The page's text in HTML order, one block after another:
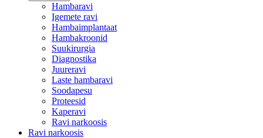
Hambaravi
Igemete ravi
Hambaimplantaat
Hambakroonid
Suukirurgia
Diagnostika
Juureravi
Laste hambaravi
Soodapesu
Proteesid
Kaperavi
Ravi narkoosis
Ravi narkoosis